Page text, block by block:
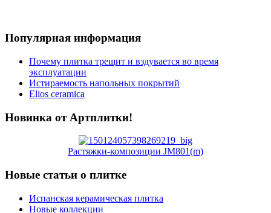
Популярная информация
Почему плитка трещит и вздувается во время
эксплуатации
Истираемость напольных покрытий
Elios ceramica
Новинка от Артплитки!
Растяжки-композиции JM801(m)
Новые статьи о плитке
Испанская керамическая плитка
Новые коллекции